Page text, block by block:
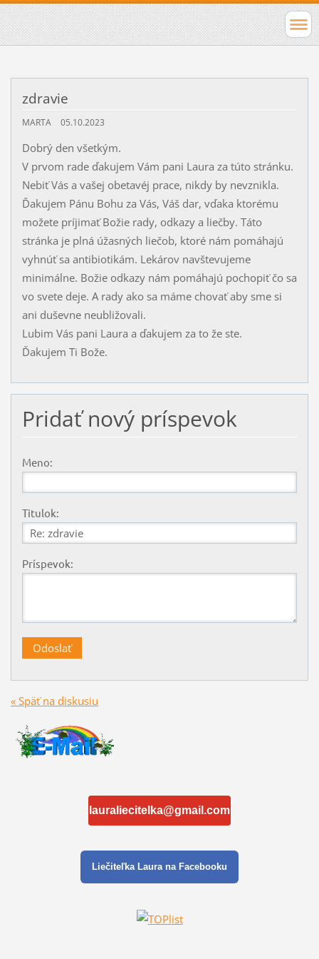
zdravie
MARTA 05.10.2023
Dobrý den všetkým.
V prvom rade ďakujem Vám pani Laura za túto stránku.
Nebiť Vás a vašej obetavéj prace, nikdy by nevznikla.
Ďakujem Pánu Bohu za Vás, Váš dar, vďaka ktorému
možete príjimať Božie rady, odkazy a liečby. Táto
stránka je plná úžasných liečob, ktoré nám pomáhajú
vyhnúť sa antibiotikám. Lekárov navštevujeme
minimálne. Božie odkazy nám pomáhajú pochopiť čo sa
vo svete deje. A rady ako sa máme chovať aby sme si
ani duševne neubližovali.
Lubim Vás pani Laura a ďakujem za to že ste.
Ďakujem Ti Bože.
Pridať nový príspevok
Meno:
Titulok:
Príspevok:
« Späť na diskusiu
lauraliecitelka@gmail.com
Liečiteľka Laura na Facebooku